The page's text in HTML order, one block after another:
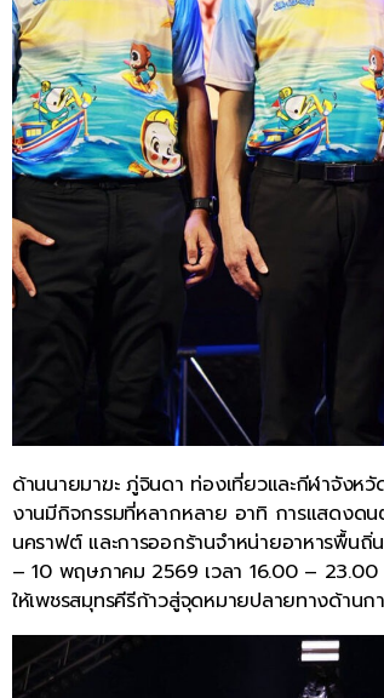
ด้านนายมาฆะ ภู่จินดา ท่องเที่ยวและกีฬาจังห
งานมีกิจกรรมที่หลากหลาย อาทิ การแสดงด
นคราฟต์ และการออกร้านจำหน่ายอาหารพื้นถิ่
– 10 พฤษภาคม 2569 เวลา 16.00 – 23.00
ให้เพชรสมุทรคีรีก้าวสู่จุดหมายปลายทางด้าน